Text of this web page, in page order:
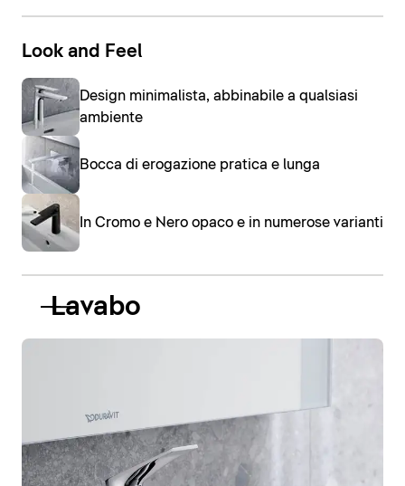
Look and Feel
Design minimalista, abbinabile a qualsiasi
ambiente
Bocca di erogazione pratica e lunga
In Cromo e Nero opaco e in numerose varianti
Lavabo